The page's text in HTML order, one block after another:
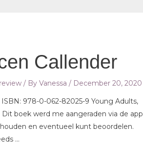
Callender
/ ByVanessa / December 20, 2020
978-0-062-82025-9 Young Adults,
boek werd me aangeraden via de app
en eventueel kunt beoordelen.
…